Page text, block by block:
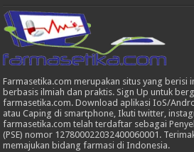
Farmasetika.com merupakan situs yang berisi
berbasis ilmiah dan praktis. Sign Up untuk
farmasetika.com. Download aplikasi IoS/
atau Caping di smartphone, Ikuti twitter,
farmasetika.com telah terdaftar sebagai
(PSE) nomor 127800022032400060001.
memajukan bidang farmasi di Indonesia.